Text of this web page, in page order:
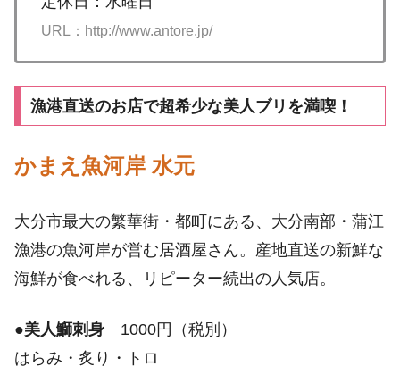
URL：http://www.antore.jp/
漁港直送のお店で超希少な美人ブリを満喫！
かまえ魚河岸 水元
大分市最大の繁華街・都町にある、大分南部・蒲江
漁港の魚河岸が営む居酒屋さん。産地直送の新鮮な
海鮮が食べれる、リピーター続出の人気店。
●美人鰤刺身 1000円（税別）
はらみ・炙り・トロ